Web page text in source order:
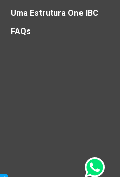
Uma Estrutura One IBC
FAQs